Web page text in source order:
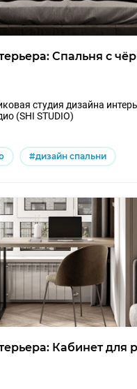
Спальня с
студия дизайна
(SHI STUDIO)
#дизайн спальни
Кабинет для